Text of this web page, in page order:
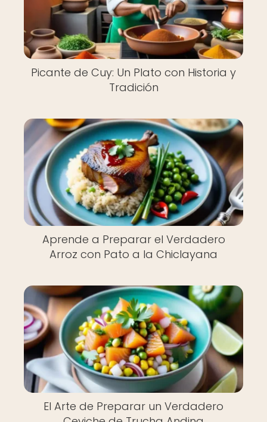
Picante de Cuy: Un Plato con Historia y
Tradición
Aprende a Preparar el Verdadero
Arroz con Pato a la Chiclayana
El Arte de Preparar un Verdadero